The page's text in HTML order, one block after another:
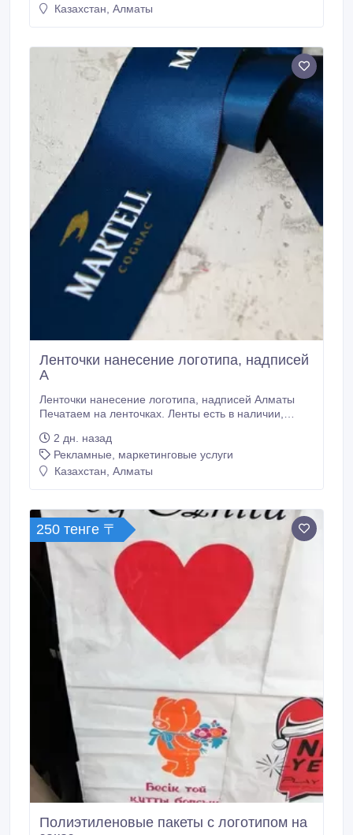
заказать печать шрифтом какого-либо европейского
Казахстан, Алматы
Ленточки нанесение логотипа, надписей
А
Ленточки нанесение логотипа, надписей Алматы
Печатаем на ленточках. Ленты есть в наличии,
используется специализированное
высокотехнологичное оборудование, а также
высококачественные особые краски, стойкие к
2 дн. назад
Рекламные, маркетинговые услуги
Казахстан, Алматы
250 тенге 〒
Полиэтиленовые пакеты с логотипом на